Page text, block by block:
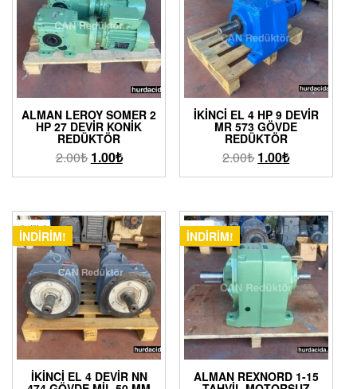
ALMAN LEROY SOMER 2
HP 27 DEVIR KONIK
REDÜKTÖR
2.00₺ 1.00₺
İKINCI EL 4 HP 9 DEVIR
MR 573 GÖVDE
REDÜKTÖR
2.00₺ 1.00₺
İNDIRIM!
İKINCI EL 4 DEVIR NN
İNDIRIM!
ALMAN REXNORD 1-15